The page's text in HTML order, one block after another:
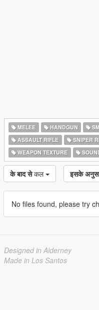
MELEE HANDGUN
ASSAULT RIFLE
SNIPER
WEAPON TEXTURE
के बाद से कल इसके
No files found, please try
Designed in Alderney
Made in Los Santos